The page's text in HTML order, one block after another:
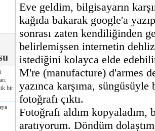
bir
Eve geldim, bilgisayarın
kağıda bakarak google'a
sonrası zaten kendiliğinden
belirlemişsen internetin
istediğini kolayca elde
M're (manufacture) d'armes
yazınca karşıma,
fotoğrafı çıktı.
Fotoğrafı aldım kopyaladım,
aratıyorum. Döndüm